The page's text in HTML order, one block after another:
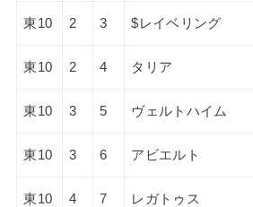
東10 2 3 $レイベリング
東10 2 4 タリア
東10 3 5 ヴェルトハイム
東10 3 6 アビエルト
東10 4 7 レガトゥス